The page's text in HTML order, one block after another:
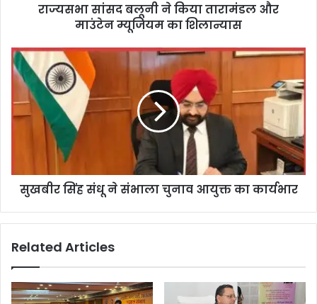
राज्यसभा सांसद बलूनी ने किया तारामंडल और
माउंटेन म्यूजियम का शिलान्यास
सुखबीर सिंह संधू ने संभाला चुनाव आयुक्त का कार्यभार
Related Articles